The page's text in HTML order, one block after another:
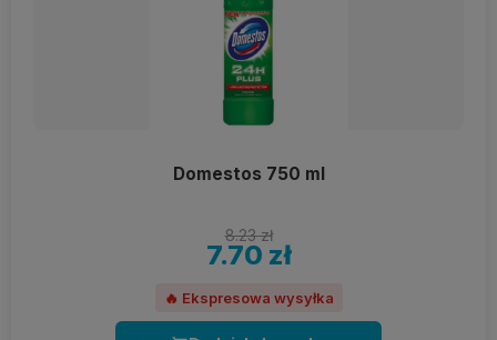
Domestos 750 ml
8.23 zł
7.70 zł
🔥 Ekspresowa wysyłka